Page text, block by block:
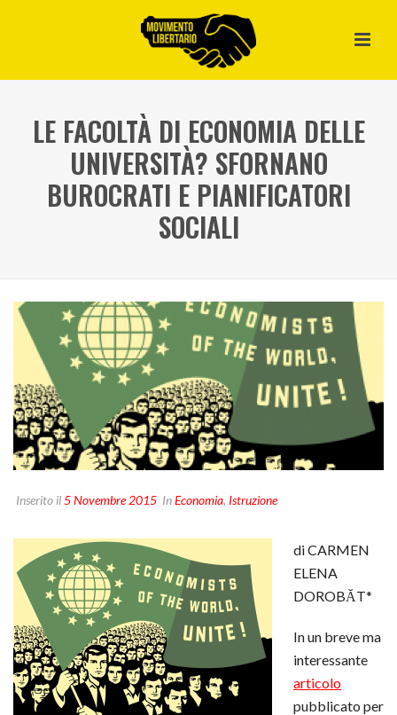
LE FACOLTÀ DI ECONOMIA DELLE
UNIVERSITÀ? SFORNANO
BUROCRATI E PIANIFICATORI
SOCIALI
Inserito il5 Novembre 2015 InEconomia, Istruzione
di CARMEN
ELENA
DOROBĂT*
In un breve ma
interessante
articolo
pubblicato per